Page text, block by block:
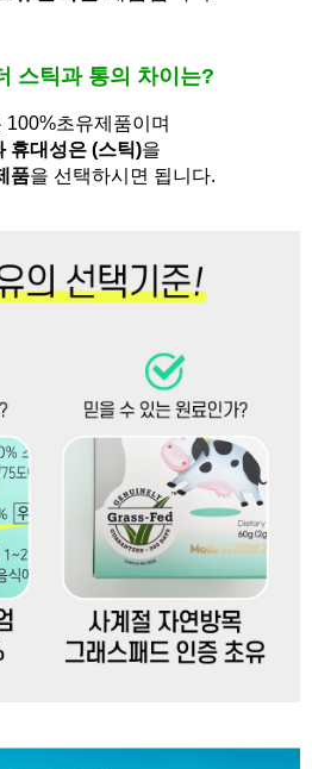
스틱과 통의 차이는?
100%초유제품이며
휴대성은 (스틱)을
품을 선택하시면 됩니다.